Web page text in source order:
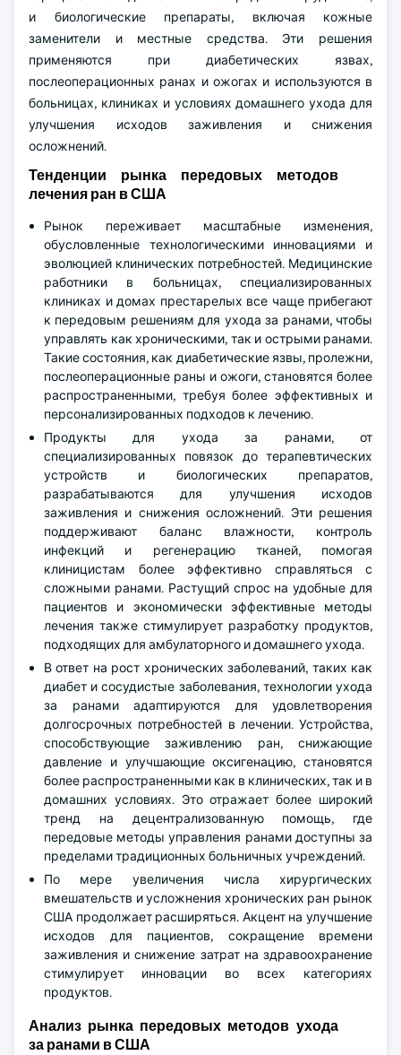
и биологические препараты, включая кожные
заменители и местные средства. Эти решения
применяются при диабетических язвах,
послеоперационных ранах и ожогах и используются в
больницах, клиниках и условиях домашнего ухода для
улучшения исходов заживления и снижения
осложнений.
Тенденции рынка передовых методов
лечения ран в США
Рынок переживает масштабные изменения,
обусловленные технологическими инновациями и
эволюцией клинических потребностей. Медицинские
работники в больницах, специализированных
клиниках и домах престарелых все чаще прибегают
к передовым решениям для ухода за ранами, чтобы
управлять как хроническими, так и острыми ранами.
Такие состояния, как диабетические язвы, пролежни,
послеоперационные раны и ожоги, становятся более
распространенными, требуя более эффективных и
персонализированных подходов к лечению.
Продукты для ухода за ранами, от
специализированных повязок до терапевтических
устройств и биологических препаратов,
разрабатываются для улучшения исходов
заживления и снижения осложнений. Эти решения
поддерживают баланс влажности, контроль
инфекций и регенерацию тканей, помогая
клиницистам более эффективно справляться с
сложными ранами. Растущий спрос на удобные для
пациентов и экономически эффективные методы
лечения также стимулирует разработку продуктов,
подходящих для амбулаторного и домашнего ухода.
В ответ на рост хронических заболеваний, таких как
диабет и сосудистые заболевания, технологии ухода
за ранами адаптируются для удовлетворения
долгосрочных потребностей в лечении. Устройства,
способствующие заживлению ран, снижающие
давление и улучшающие оксигенацию, становятся
более распространенными как в клинических, так и в
домашних условиях. Это отражает более широкий
тренд на децентрализованную помощь, где
передовые методы управления ранами доступны за
пределами традиционных больничных учреждений.
По мере увеличения числа хирургических
вмешательств и усложнения хронических ран рынок
США продолжает расширяться. Акцент на улучшение
исходов для пациентов, сокращение времени
заживления и снижение затрат на здравоохранение
стимулирует инновации во всех категориях
продуктов.
Анализ рынка передовых методов ухода
за ранами в США